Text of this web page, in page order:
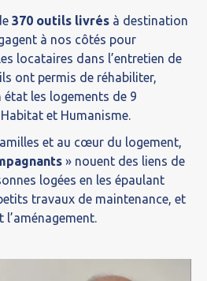
370 outils livrés à destination
à nos côtés pour
locataires dans l’entretien de
ont permis de réhabiliter,
les logements de 9
et Humanisme.
et au cœur du logement,
» nouent des liens de
logées en les épaulant
travaux de maintenance, et
l’aménagement.